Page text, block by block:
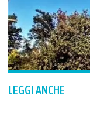
LEGGI ANCHE